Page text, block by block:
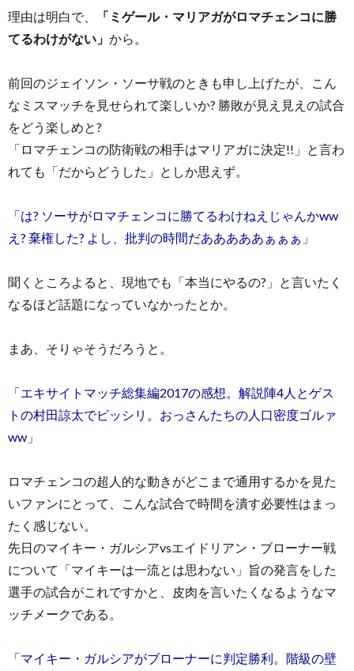
理由は明白で、
「ミゲール・マリアガがロマチェンコに勝
てるわけがない」 から。
前回のジェイソン・ソーサ戦のときも申し上げたが、こん
なミスマッチを見せられて楽しいか? 勝敗が見え見えの試合
をどう楽しめと?
「ロマチェンコの防衛戦の相手はマリアガに決定!!」と言わ
れても「だからどうした」としか思えず。
「は? ソーサがロマチェンコに勝てるわけねえじゃんかww
え? 棄権した? よし、批判の時間だあああああぁぁぁ」
聞くところよると、現地でも「本当にやるの?」と言いたく
なるほど話題になっていなかったとか。
まあ、そりゃそうだろうと。
「エキサイトマッチ総集編2017の感想。解説陣4人とゲス
トの村田諒太でビッシリ。おっさんたちの人口密度ゴルァ
ww」
ロマチェンコの超人的な動きがどこまで通用するかを見た
いファンにとって、こんな試合で時間を潰す必要性はまっ
たく感じない。
先日のマイキー・ガルシアvsエイドリアン・ブローナー戦
について「マイキーは一流とは思わない」旨の発言をした
選手の試合がこれですかと、皮肉を言いたくなるようなマ
ッチメークである。
「マイキー・ガルシアがブローナーに判定勝利。階級の壁